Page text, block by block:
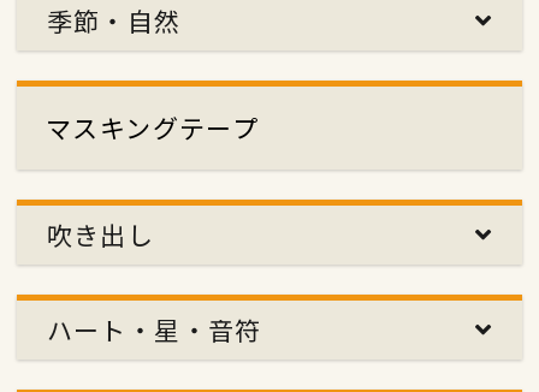
季節・自然
マスキングテープ
吹き出し
ハート・星・音符